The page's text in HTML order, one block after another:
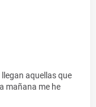
aquellas que
mañana me he